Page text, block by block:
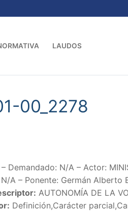
LAUDOS
00_2278
N/A – Actor:
A – Ponente: Germán Alberto
AUTONOMÍA DE LA
Definición,Carácter